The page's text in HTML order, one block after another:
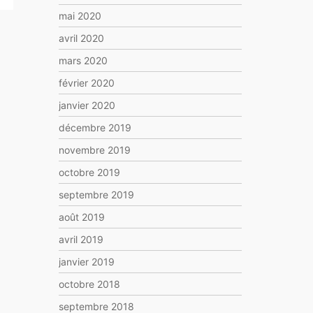
mai 2020
avril 2020
mars 2020
février 2020
janvier 2020
décembre 2019
novembre 2019
octobre 2019
septembre 2019
août 2019
avril 2019
janvier 2019
octobre 2018
septembre 2018